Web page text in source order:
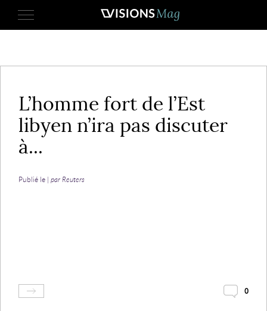
L’homme fort de l’Est
libyen n’ira pas discuter
à...
Publié le | par Reuters
0